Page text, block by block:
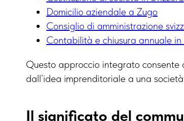
Domicilio aziendale a Zugo
Consiglio di amministrazione
Contabilità e chiusura annuale in
Questo approccio integrato consente
dall’idea imprenditoriale a una
Il significato del